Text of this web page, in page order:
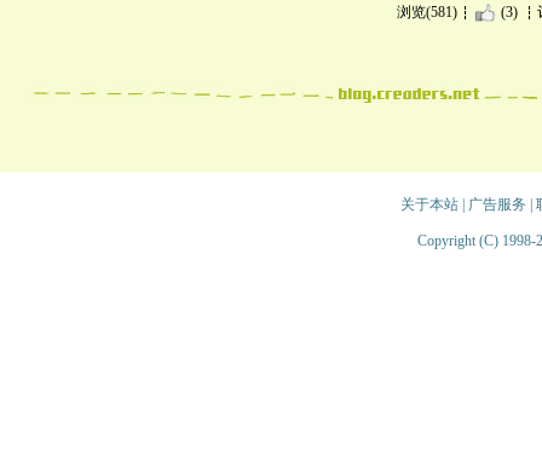
浏览(581) (3)
关于本站| 广告服务
Copyright (C) 1998-